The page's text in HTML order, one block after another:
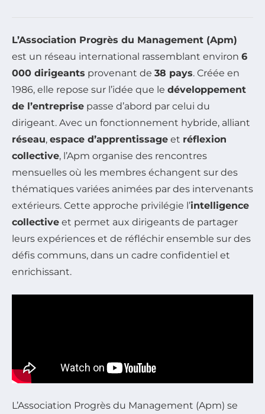
L’Association Progrès du Management (Apm)
est un réseau international rassemblant environ 6
000 dirigeants provenant de 38 pays. Créée en
1986, elle repose sur l’idée que le développement
de l’entreprise passe d’abord par celui du
dirigeant. Avec un fonctionnement hybride, alliant
réseau, espace d’apprentissage et réflexion
collective, l’Apm organise des rencontres
mensuelles où les membres échangent sur des
thématiques variées animées par des intervenants
extérieurs. Cette approche privilégie l’intelligence
collective et permet aux dirigeants de partager
leurs expériences et de réfléchir ensemble sur des
défis communs, dans un cadre confidentiel et
enrichissant.
L’Association Progrès du Management (Apm) se